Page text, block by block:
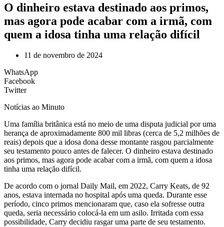
O dinheiro estava destinado aos primos,
mas agora pode acabar com a irmã, com
quem a idosa tinha uma relação difícil
11 de novembro de 2024
WhatsApp
Facebook
Twitter
Notícias ao Minuto
Uma família britânica está no meio de uma disputa judicial por uma
herança de aproximadamente 800 mil libras (cerca de 5,2 milhões de
reais) depois que a idosa dona desse montante rasgou parcialmente
seu testamento pouco antes de falecer. O dinheiro estava destinado
aos primos, mas agora pode acabar com a irmã, com quem a idosa
tinha uma relação difícil.
De acordo com o jornal Daily Mail, em 2022, Carry Keats, de 92
anos, estava internada no hospital após uma queda. Durante esse
período, cinco primos mencionaram que, caso ela sofresse outra
queda, seria necessário colocá-la em um asilo. Irritada com essa
possibilidade, Carry decidiu rasgar uma parte de seu testamento.